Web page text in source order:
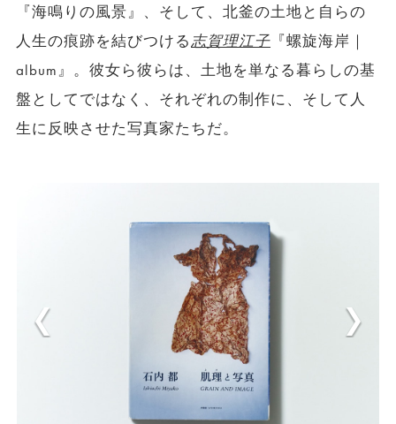
『海鳴りの風景』、そして、北釜の土地と自らの
人生の痕跡を結びつける志賀理江子 『螺旋海岸｜
album』。彼女ら彼らは、土地を単なる暮らしの基
盤としてではなく、それぞれの制作に、そして人
生に反映させた写真家たちだ。